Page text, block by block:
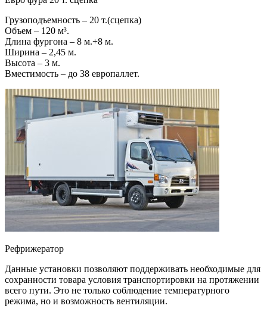
Грузоподъемность – 20 т.(сцепка)
Объем – 120 м³.
Длина фургона – 8 м.+8 м.
Ширина – 2,45 м.
Высота – 3 м.
Вместимость – до 38 европаллет.
Рефрижератор
Данные установки позволяют поддерживать необходимые для
сохранности товара условия транспортировки на протяжении
всего пути. Это не только соблюдение температурного
режима, но и возможность вентиляции.